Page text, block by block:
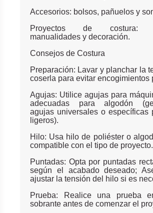
Accesorios: bolsos, pañuelos y
Proyectos de costura:
manualidades y decoración.
Consejos de Costura
Preparación: Lavar y planchar la
coserla para evitar encogimientos
Agujas: Utilice agujas para
adecuadas para algodón
agujas universales o específicas
ligeros).
Hilo: Usa hilo de poliéster o
compatible con el tipo de proyecto.
Puntadas: Opta por puntadas
según el acabado deseado;
ajustar la tensión del hilo si es
Prueba: Realice una prueba
sobrante antes de comenzar el